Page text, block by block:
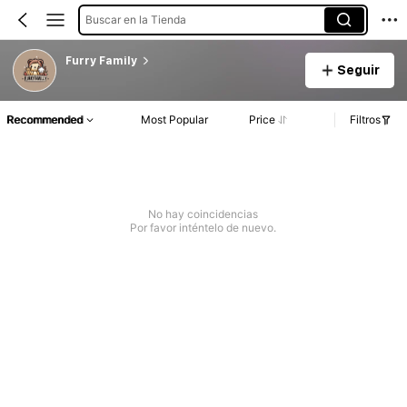
Buscar en la Tienda
Furry Family
Seguir
Recommended Most Popular Price Filtros
No hay coincidencias
Por favor inténtelo de nuevo.